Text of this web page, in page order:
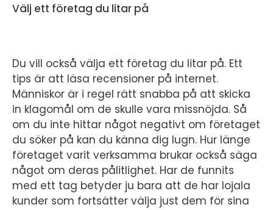
Välj ett företag du litar på
Du vill också välja ett företag du litar på. Ett
tips är att läsa recensioner på internet.
Människor är i regel rätt snabba på att skicka
in klagomål om de skulle vara missnöjda. Så
om du inte hittar något negativt om företaget
du söker på kan du känna dig lugn. Hur länge
företaget varit verksamma brukar också säga
något om deras pålitlighet. Har de funnits
med ett tag betyder ju bara att de har lojala
kunder som fortsätter välja just dem för sina